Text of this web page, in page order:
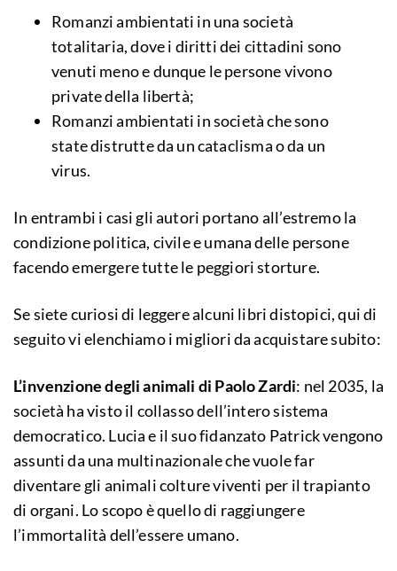
Romanzi ambientati in una società
totalitaria, dove i diritti dei cittadini sono
venuti meno e dunque le persone vivono
private della libertà;
Romanzi ambientati in società che sono
state distrutte da un cataclisma o da un
virus.
In entrambi i casi gli autori portano all’estremo la
condizione politica, civile e umana delle persone
facendo emergere tutte le peggiori storture.
Se siete curiosi di leggere alcuni libri distopici, qui di
seguito vi elenchiamo i migliori da acquistare subito:
L’invenzione degli animali di Paolo Zardi: nel 2035, la
società ha visto il collasso dell’intero sistema
democratico. Lucia e il suo fidanzato Patrick vengono
assunti da una multinazionale che vuole far
diventare gli animali colture viventi per il trapianto
di organi. Lo scopo è quello di raggiungere
l’immortalità dell’essere umano.